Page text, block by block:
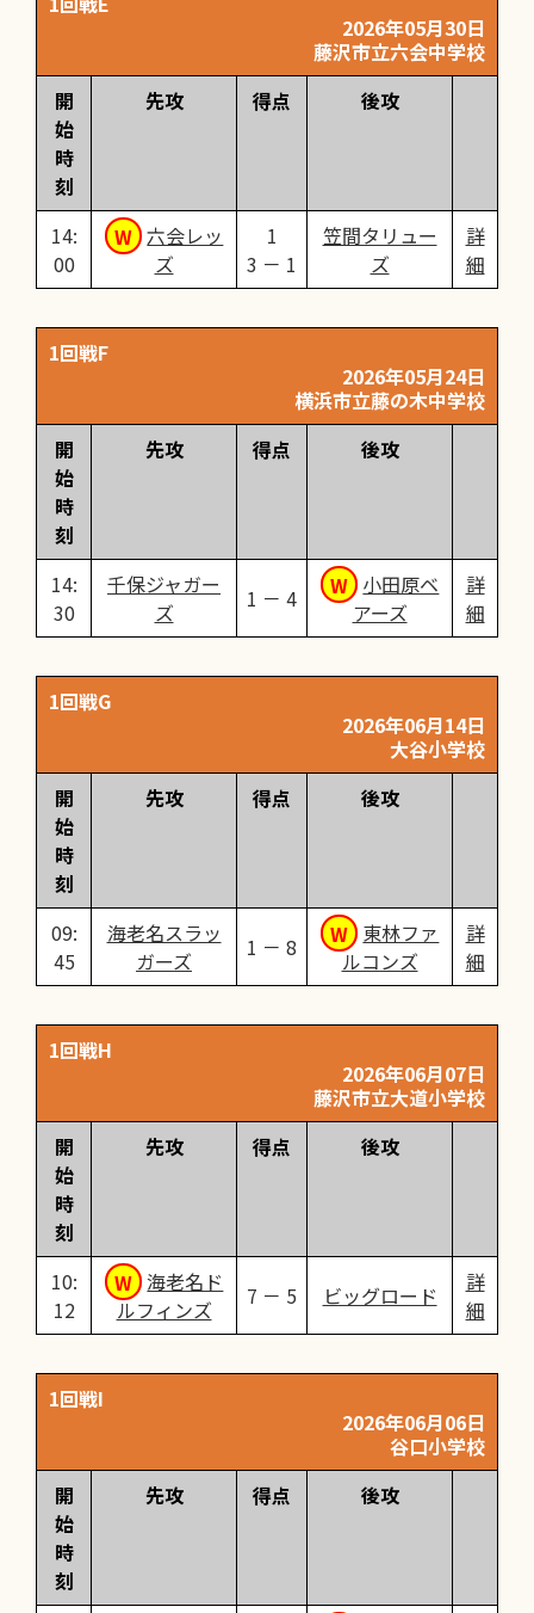
2026年05月30日
藤沢市立六会中学校
開
始
時
刻
先攻 得点 後攻
14:
00
六会レッ
ズ
1
3 － 1
笠間タリュー
ズ
詳
細
1回戦F
2026年05月24日
横浜市立藤の木中学校
開
始
時
刻
先攻 得点 後攻
14:
30
千保ジャガー
ズ
1 － 4
小田原ベ
アーズ
詳
細
1回戦G
2026年06月14日
大谷小学校
開
始
時
刻
先攻 得点 後攻
09:
45
海老名スラッ
ガーズ
1 － 8
東林ファ
ルコンズ
詳
細
1回戦H
2026年06月07日
藤沢市立大道小学校
開
始
時
刻
先攻 得点 後攻
10:
12
海老名ド
ルフィンズ
7 － 5 ビッグロード
詳
細
1回戦I
2026年06月06日
谷口小学校
開
始
時
刻
先攻 得点 後攻